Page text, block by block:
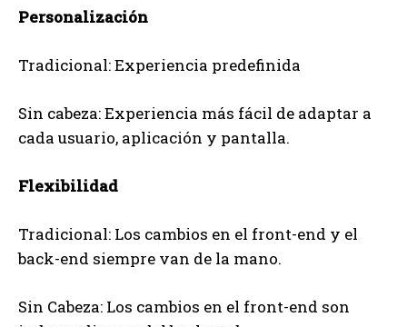
Personalización
Tradicional: Experiencia predefinida
Sin cabeza: Experiencia más fácil de adaptar a
cada usuario, aplicación y pantalla.
Flexibilidad
Tradicional: Los cambios en el front-end y el
back-end siempre van de la mano.
Sin Cabeza: Los cambios en el front-end son